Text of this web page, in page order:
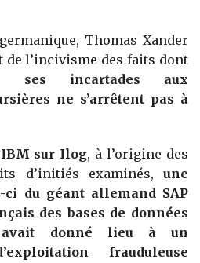
Thomas Xander
de l’incivisme des faits dont
ses incartades aux
ne s’arrêtent pas à
sur Ilog, à l’origine des
d’initiés examinés, une
ci du géant allemand SAP
des bases de données
avait donné lieu à un
frauduleuse